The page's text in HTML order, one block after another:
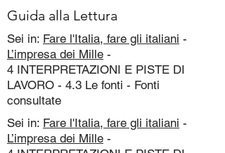
Guida alla Lettura
Sei in: Fare l'Italia, fare gli italiani -
L’impresa dei Mille -
4 INTERPRETAZIONI E PISTE DI
LAVORO - 4.3 Le fonti - Fonti
consultate
Sei in: Fare l'Italia, fare gli italiani -
L’impresa dei Mille -